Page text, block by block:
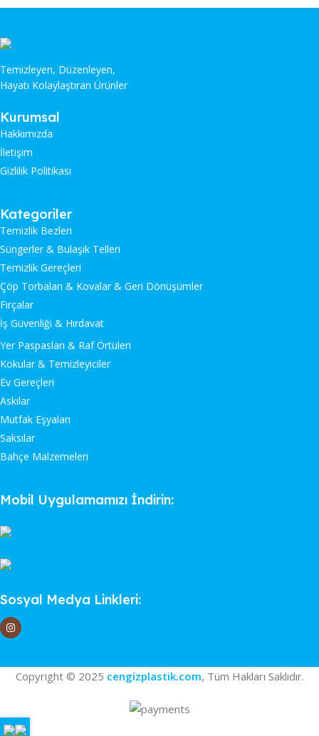
Temizleyen, Düzenleyen,
Hayatı Kolaylaştıran Ürünler
Kurumsal
Hakkımızda
İletişim
Gizlilik Politikası
Kategoriler
Temizlik Bezleri
Süngerler & Bulaşık Telleri
Temizlik Gereçleri
Çöp Torbaları & Kovalar & Geri Dönüşümler
Fırçalar
İş Güvenliği & Hırdavat
Yer Paspasları & Raf Örtüleri
Kokular & Temizleyiciler
Ev Gereçleri
Askılar
Mutfak Eşyaları
Saksılar
Bahçe Malzemeleri
Mobil Uygulamamızı İndirin:
Sosyal Medya Linkleri:
Copyright © 2025 cengizplastik.com, Tüm Hakları Saklıdır.